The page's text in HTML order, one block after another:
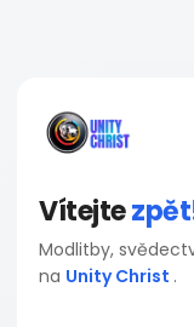
Vítejte
Modlitby,
na Unity Christ .